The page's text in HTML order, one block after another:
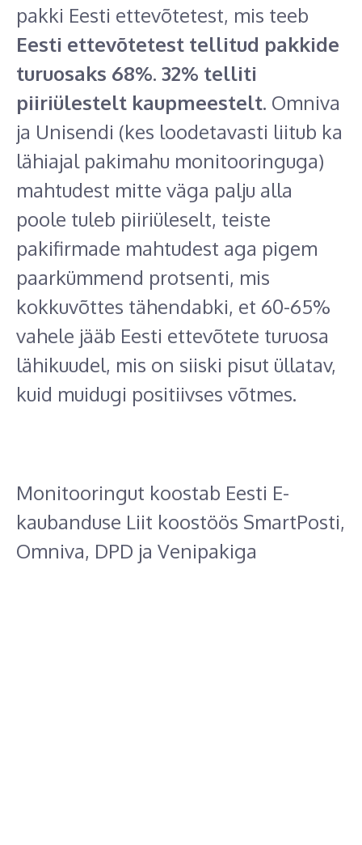
pakki Eesti ettevõtetest, mis teeb
Eesti ettevõtetest tellitud pakkide
turuosaks 68%. 32% telliti
piiriülestelt kaupmeestelt. Omniva
ja Unisendi (kes loodetavasti liitub ka
lähiajal pakimahu monitooringuga)
mahtudest mitte väga palju alla
poole tuleb piiriüleselt, teiste
pakifirmade mahtudest aga pigem
paarkümmend protsenti, mis
kokkuvõttes tähendabki, et 60-65%
vahele jääb Eesti ettevõtete turuosa
lähikuudel, mis on siiski pisut üllatav,
kuid muidugi positiivses võtmes.
Monitooringut koostab Eesti E-
kaubanduse Liit koostöös SmartPosti,
Omniva, DPD ja Venipakiga